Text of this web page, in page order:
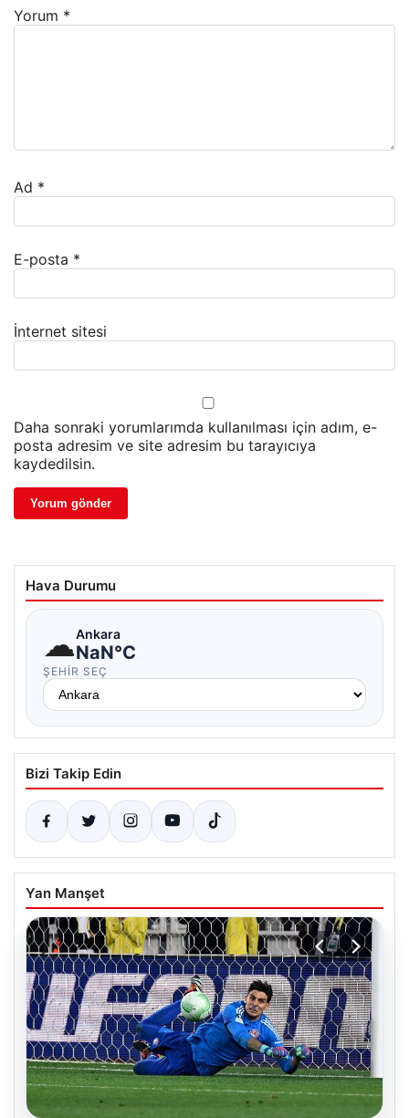
Yorum *
Ad *
E-posta *
İnternet sitesi
Daha sonraki yorumlarımda kullanılması için adım, e-
posta adresim ve site adresim bu tarayıcıya
kaydedilsin.
Hava Durumu
☁Ankara
NaN°C
ŞEHIR SEÇ
Bizi Takip Edin
Yan Manşet